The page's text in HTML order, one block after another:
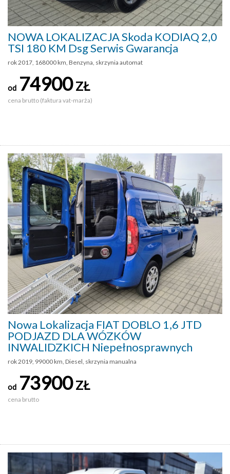
NOWA LOKALIZACJA Skoda KODIAQ 2,0
TSI 180 KM Dsg Serwis Gwarancja
rok 2017, 168000 km, Benzyna, skrzynia automat
od 74900ZŁ
cena brutto (faktura vat-marża)
Nowa Lokalizacja FIAT DOBLO 1,6 JTD
PODJAZD DLA WÓZKÓW
INWALIDZKICH Niepełnosprawnych
rok 2019, 99000 km, Diesel, skrzynia manualna
od 73900ZŁ
cena brutto